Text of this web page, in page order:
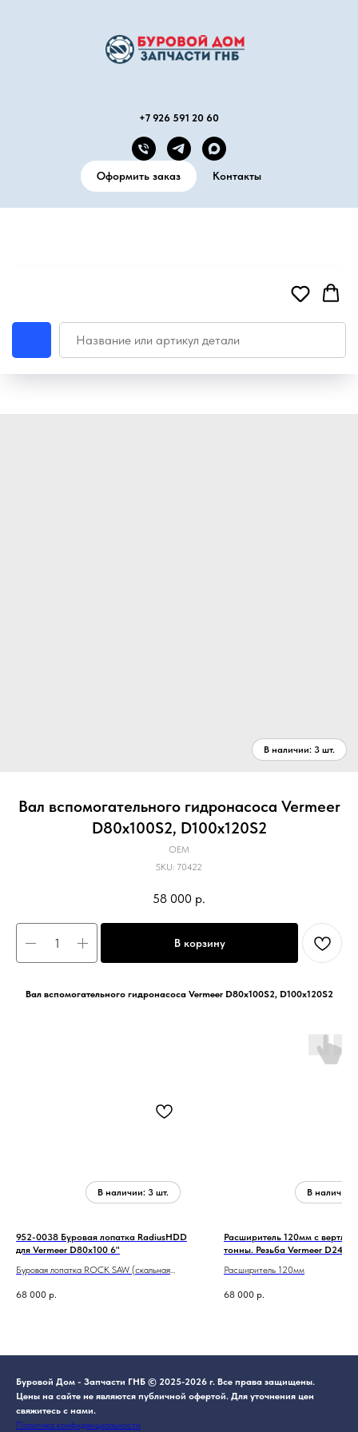
+7 926 591 20 60
Оформить заказ Контакты
Вал вспомогательного гидронасоса Vermeer
D80x100S2, D100x120S2
OEM
SKU: 70422
58 000 р.
В корзину
Вал вспомогательного гидронасоса Vermeer D80x100S2, D100x120S2
952-0038 Буровая лопатка RadiusHDD
для Vermeer D80x100 6"
Буровая лопатка ROCK SAW (скальная
68 000 р.
Расширитель 120мм с
тонны. Резьба Vermeer
Расширитель 120мм
68 000 р.
Буровой Дом - Запчасти ГНБ © 2025-2026 г. Все права защищены.
Цены на сайте не являются публичной офертой. Для уточнения цен
свяжитесь с нами.
Политика конфиденциальности